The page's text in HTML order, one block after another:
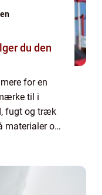
for en
til i
fugt og træk
materialer og